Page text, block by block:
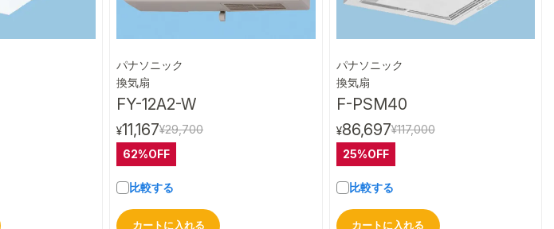
パナソニック
換気扇
FY-12A2-W
¥11,167¥29,700
62%OFF
比較する
カートに入れる
パナソニック
換気扇
F-PSM40
¥86,697¥117,000
25%OFF
比較する
カートに入れる